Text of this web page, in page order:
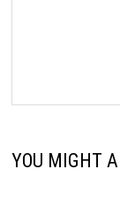
YOU MIGHT